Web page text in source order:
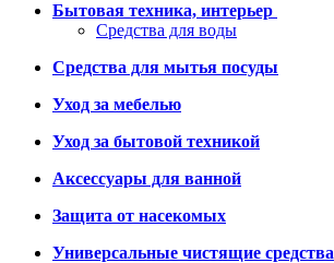
Бытовая техника, интерьер
Средства для воды
Средства для мытья посуды
Уход за мебелью
Уход за бытовой техникой
Аксессуары для ванной
Защита от насекомых
Универсальные чистящие средства